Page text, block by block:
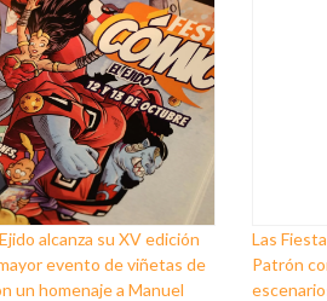
alcanza su XV edición
mayor evento de viñetas de
un homenaje a Manuel
Las
Patrón